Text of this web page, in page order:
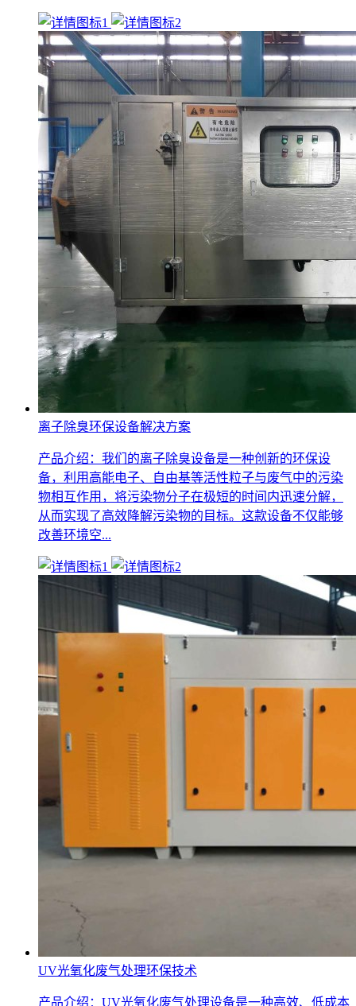
离子除臭环保设备解决方案
产品介绍：我们的离子除臭设备是一种创新的环保设
备，利用高能电子、自由基等活性粒子与废气中的污染
物相互作用，将污染物分子在极短的时间内迅速分解，
从而实现了高效降解污染物的目标。这款设备不仅能够
改善环境空...
UV光氧化废气处理环保技术
产品介绍：UV光氧化废气处理设备是一种高效、低成本